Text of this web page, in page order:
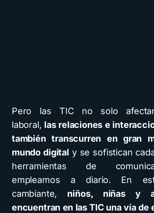
Pero las TIC no solo
laboral, las relaciones e
también transcurren en gran
mundo digital y se sofistican
herramientas de
empleamos a diario. En
cambiante, niños, niñas y
encuentran en las TIC una vía de